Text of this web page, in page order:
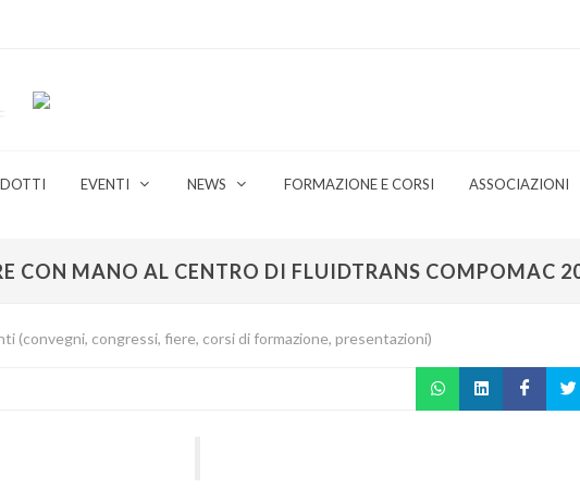
EVENTI NEWS FORMAZIONE E CORSI ASSOCIAZIONI
CON MANO AL CENTRO DI FLUIDTRANS COMPOMAC
(convegni, congressi, fiere, corsi di formazione, presentazioni)